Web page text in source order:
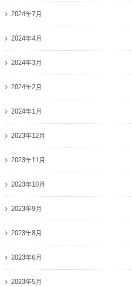
2024年7月
2024年4月
2024年3月
2024年2月
2024年1月
2023年12月
2023年11月
2023年10月
2023年9月
2023年8月
2023年6月
2023年5月